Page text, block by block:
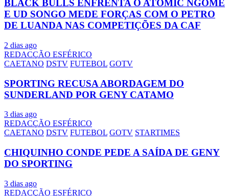
BLACK BULLS ENFRENTA O ATOMIC NGOME
E UD SONGO MEDE FORÇAS COM O PETRO
DE LUANDA NAS COMPETIÇÕES DA CAF
2 dias ago
REDACÇÃO ESFÉRICO
CAETANO DSTV FUTEBOL GOTV
SPORTING RECUSA ABORDAGEM DO
SUNDERLAND POR GENY CATAMO
3 dias ago
REDACÇÃO ESFÉRICO
CAETANO DSTV FUTEBOL GOTV STARTIMES
CHIQUINHO CONDE PEDE A SAÍDA DE GENY
DO SPORTING
3 dias ago
REDACÇÃO ESFÉRICO